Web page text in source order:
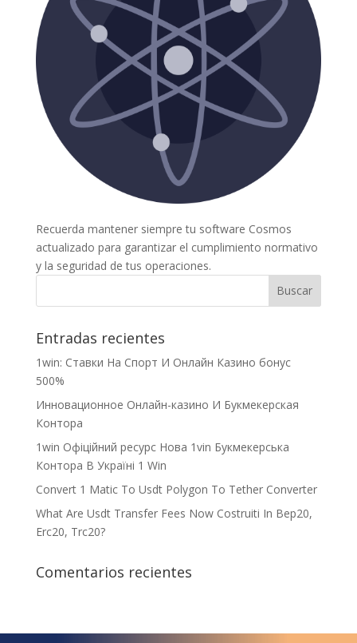
Recuerda mantener siempre tu software Cosmos
actualizado para garantizar el cumplimiento normativo
y la seguridad de tus operaciones.
Entradas recientes
1win: Ставки На Cпорт И Онлайн Казино бонус
500%
Инновационное Онлайн-казино И Букмекерская
Контора
1win Офіційний ресурс Нова 1vin Букмекерська
Контора В Україні 1 Win
Convert 1 Matic To Usdt Polygon To Tether Converter
What Are Usdt Transfer Fees Now Costruiti In Bep20,
Erc20, Trc20?
Comentarios recientes